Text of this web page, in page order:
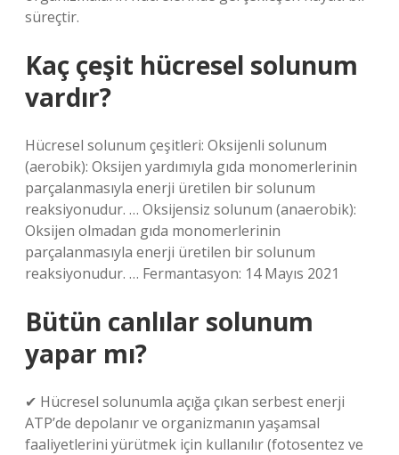
süreçtir.
Kaç çeşit hücresel solunum
vardır?
Hücresel solunum çeşitleri: Oksijenli solunum
(aerobik): Oksijen yardımıyla gıda monomerlerinin
parçalanmasıyla enerji üretilen bir solunum
reaksiyonudur. … Oksijensiz solunum (anaerobik):
Oksijen olmadan gıda monomerlerinin
parçalanmasıyla enerji üretilen bir solunum
reaksiyonudur. … Fermantasyon: 14 Mayıs 2021
Bütün canlılar solunum
yapar mı?
✔ Hücresel solunumla açığa çıkan serbest enerji
ATP’de depolanır ve organizmanın yaşamsal
faaliyetlerini yürütmek için kullanılır (fotosentez ve